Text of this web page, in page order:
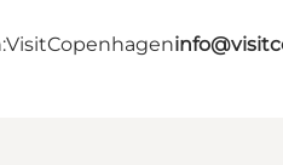
VisitCopenhagen